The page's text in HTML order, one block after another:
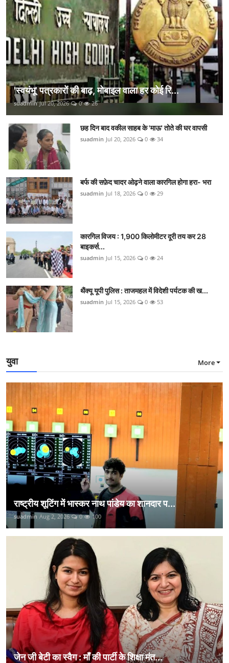
'स्वयंभू' पत्रकारों की बाढ़, मोबाइल वाला हर कोई रि...
suadmin Jul 20, 2026 0 26
छह दिन बाद वकील साहब के 'माऊ' तोते की घर वापसी
suadmin Jul 20, 2026 0 34
बर्फ की सफ़ेद चादर ओढ़ने वाला कारगिल होगा हरा- भरा
suadmin Jul 18, 2026 0 29
कारगिल विजय : 1,900 किलोमीटर दूरी तय कर 28
बाइकर्स...
suadmin Jul 15, 2026 0 24
थैंक्यू यूपी पुलिस : ताजमहल में विदेशी पर्यटक की ख...
suadmin Jul 15, 2026 0 53
युवा More
राष्ट्रीय शूटिंग में भास्कर नाथ पांडेय का शानदार प...
suadmin Aug 2, 2026 0 100
जेन जी बेटी का स्वैग : माँ की पार्टी के शिक्षा मंत...